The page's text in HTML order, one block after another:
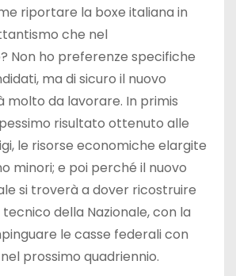
riportare la boxe italiana in
che nel
Non ho preferenze specifiche
ma di sicuro il nuovo
molto da lavorare. In primis
risultato ottenuto alle
le risorse economiche elargite
minori; e poi perché il nuovo
si troverà a dover ricostruire
della Nazionale, con la
le casse federali con
prossimo quadriennio.